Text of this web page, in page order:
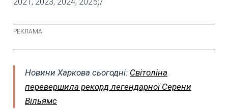
Новини Харкова сьогодні: Світоліна
перевершила рекорд легендарної Серени
Вільямс